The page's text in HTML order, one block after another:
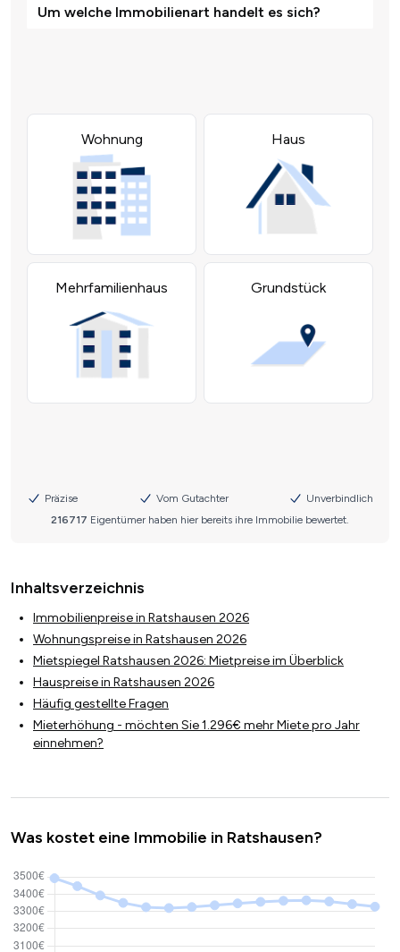
Inhaltsverzeichnis
Immobilienpreise in Ratshausen 2026
Wohnungspreise in Ratshausen 2026
Mietspiegel Ratshausen 2026: Mietpreise im Überblick
Hauspreise in Ratshausen 2026
Häufig gestellte Fragen
Mieterhöhung - möchten Sie 1.296€ mehr Miete pro Jahr
einnehmen?
Was kostet eine Immobilie in Ratshausen?